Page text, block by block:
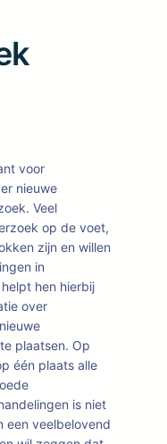
voor
nieuwe
Veel
op de voet,
zijn en willen
in
hen hierbij
over
plaatsen. Op
één plaats alle
is niet
een veelbelovend